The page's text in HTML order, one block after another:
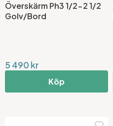
Överskärm Ph3 1/2-2 1/2
Golv/Bord
5 490 kr
Köp